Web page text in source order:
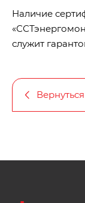
Наличие
служит